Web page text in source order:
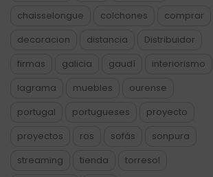
chaisselongue
colchones
comprar
decoracion
distancia
Distribuidor
firmas
galicia gaudí
interiorismo
lagrama
muebles
ourense
portugal
portugueses
proyecto
proyectos
ros sofás
sonpura
streaming
tienda
torresol